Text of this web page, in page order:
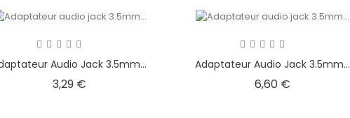
Audio Jack 3.5mm...
3,29 €Prix
Adaptateur Audio Jack 3.5mm...
6,60 €